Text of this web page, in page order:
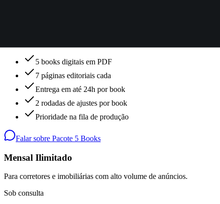
5 books digitais em PDF
7 páginas editoriais cada
Entrega em até 24h por book
2 rodadas de ajustes por book
Prioridade na fila de produção
Falar sobre Pacote 5 Books
Mensal Ilimitado
Para corretores e imobiliárias com alto volume de anúncios.
Sob consulta